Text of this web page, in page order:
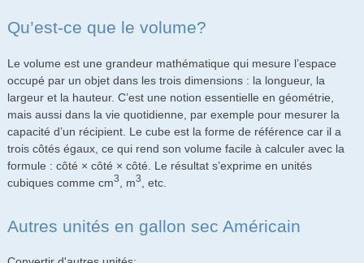
Qu’est-ce que le volume?
Le volume est une grandeur mathématique qui mesure l’espace
occupé par un objet dans les trois dimensions : la longueur, la
largeur et la hauteur. C’est une notion essentielle en géométrie,
mais aussi dans la vie quotidienne, par exemple pour mesurer la
capacité d’un récipient. Le cube est la forme de référence car il a
trois côtés égaux, ce qui rend son volume facile à calculer avec la
formule : côté × côté × côté. Le résultat s’exprime en unités
cubiques comme cm3 , m3 , etc.
Autres unités en gallon sec Américain